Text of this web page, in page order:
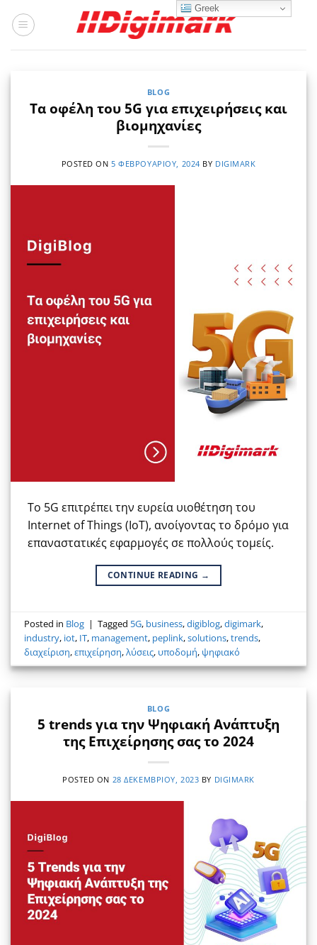
στο
BLOG
Τα οφέλη του 5G για επιχειρήσεις και
βιομηχανίες
POSTED ON 5 ΦΕΒΡΟΥΑΡΊΟΥ, 2024 BY DIGIMARK
Το 5G επιτρέπει την ευρεία υιοθέτηση του
Internet of Things (IoT), ανοίγοντας το δρόμο για
επαναστατικές εφαρμογές σε πολλούς τομείς.
CONTINUE READING →
Posted in Blog | Tagged 5G, business,digiblog,digimark,
industry, iot, IT, management, peplink,solutions,trends,
διαχείριση,επιχείρηση,λύσεις, υποδομή, ψηφιακό
BLOG
5 trends για την Ψηφιακή Ανάπτυξη
της Επιχείρησης σας το 2024
POSTED ON 28 ΔΕΚΕΜΒΡΊΟΥ, 2023 BY DIGIMARK
Greek